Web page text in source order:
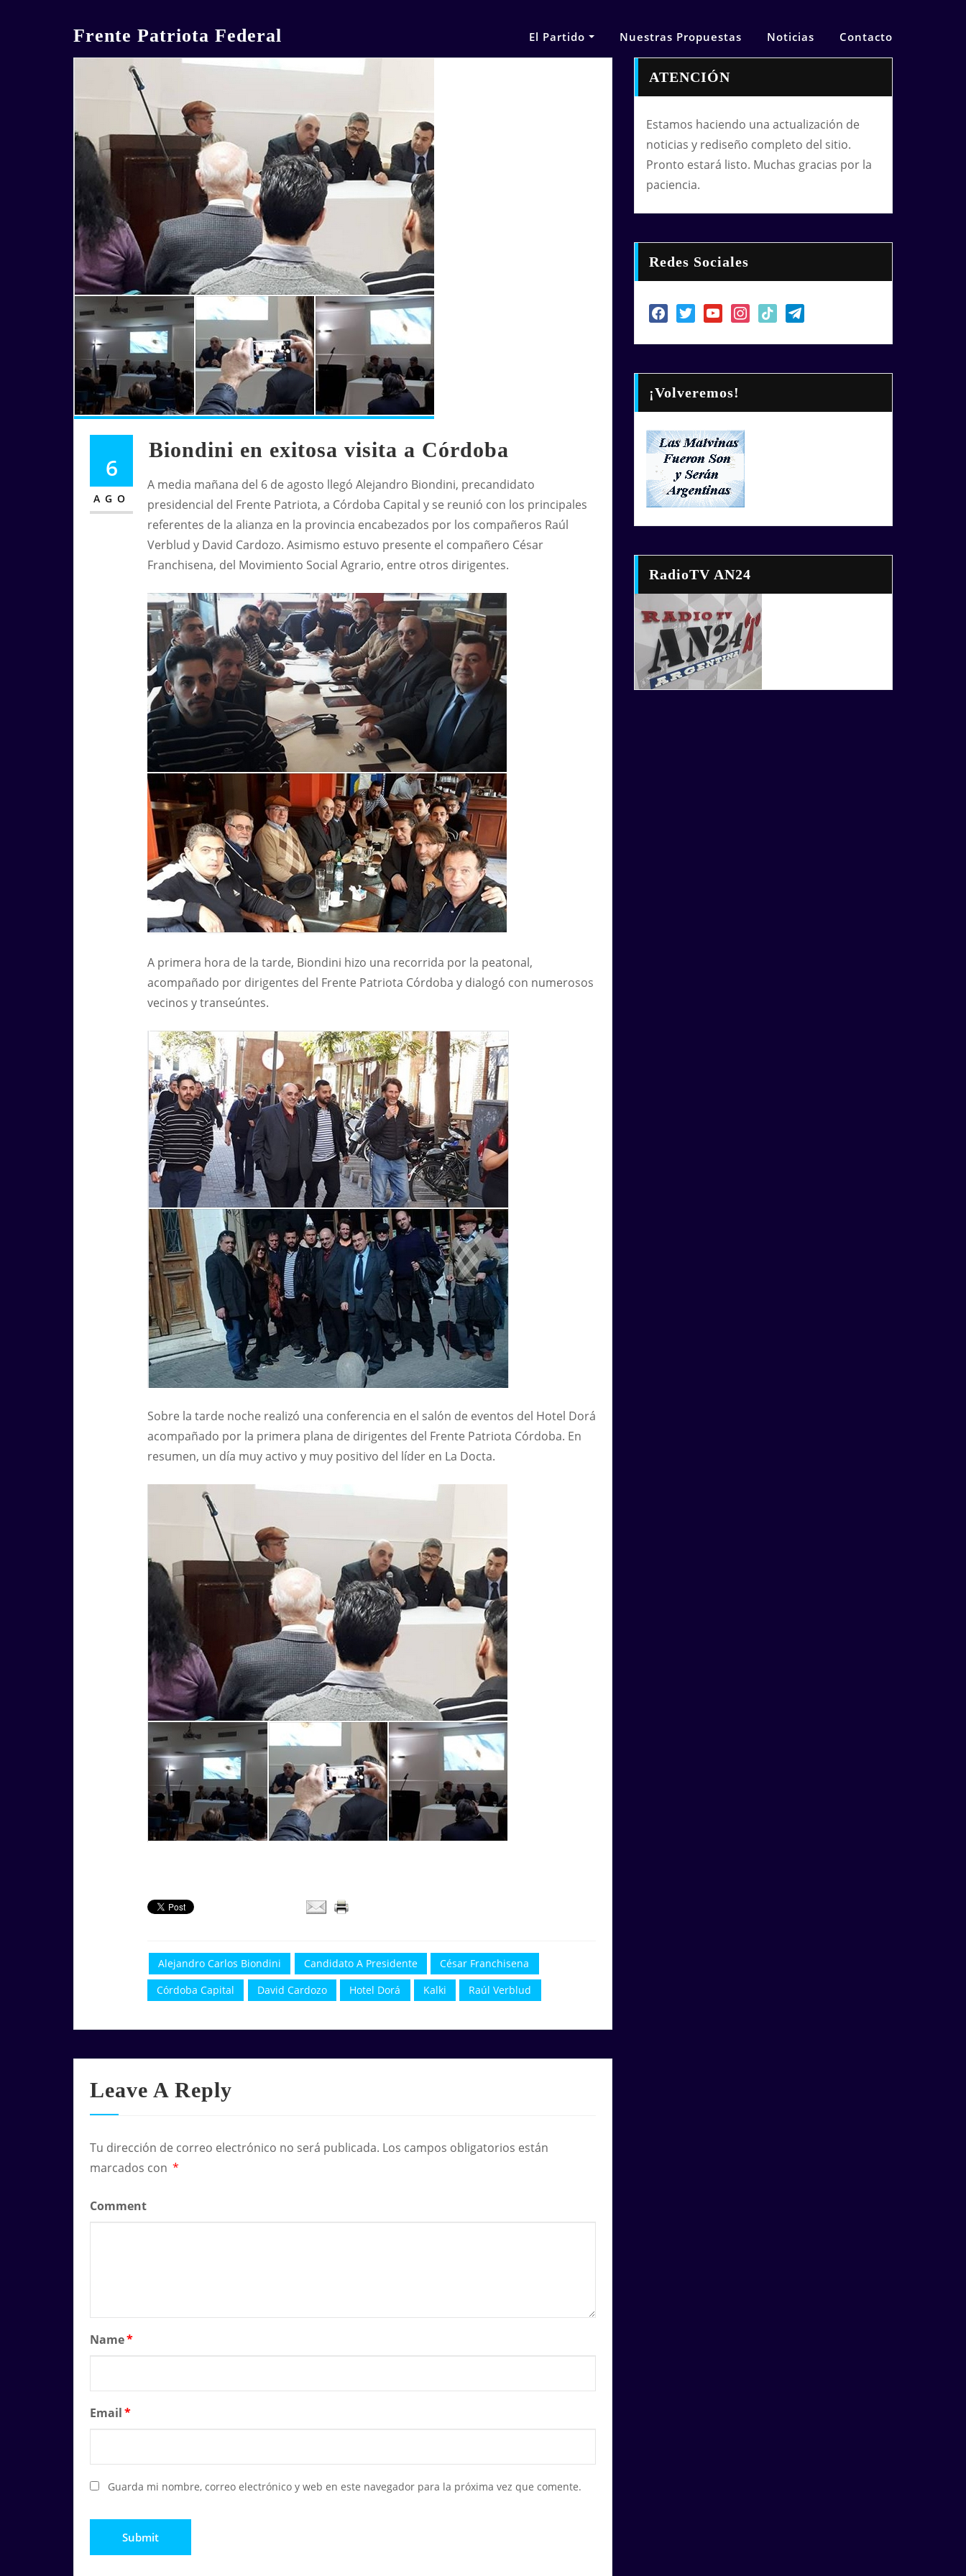
Frente Patriota Federal El Partido Nuestras Propuestas Noticias Contacto
6
AGO
Biondini en exitosa visita a Córdoba
A media mañana del 6 de agosto llegó Alejandro Biondini, precandidato
presidencial del Frente Patriota, a Córdoba Capital y se reunió con los principales
referentes de la alianza en la provincia encabezados por los compañeros Raúl
Verblud y David Cardozo. Asimismo estuvo presente el compañero César
Franchisena, del Movimiento Social Agrario, entre otros dirigentes.
A primera hora de la tarde, Biondini hizo una recorrida por la peatonal,
acompañado por dirigentes del Frente Patriota Córdoba y dialogó con numerosos
vecinos y transeúntes.
Sobre la tarde noche realizó una conferencia en el salón de eventos del Hotel Dorá
acompañado por la primera plana de dirigentes del Frente Patriota Córdoba. En
resumen, un día muy activo y muy positivo del líder en La Docta.
Alejandro Carlos Biondini Candidato A Presidente
César Franchisena
Córdoba Capital
David Cardozo Hotel Dorá Kalki Raúl Verblud
Leave A Reply
Tu dirección de correo electrónico no será publicada. Los campos obligatorios están
marcados con *
Comment
Name*
Email*
Guarda mi nombre, correo electrónico y web en este navegador para la próxima vez que comente.
ATENCIÓN
Estamos haciendo una actualización de
noticias y rediseño completo del sitio.
Pronto estará listo. Muchas gracias por la
paciencia.
Redes Sociales
facebooktwitteryoutubeinstagram
tiktok telegram
¡Volveremos!
RadioTV AN24